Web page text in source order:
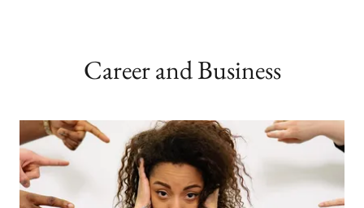
Career and Business